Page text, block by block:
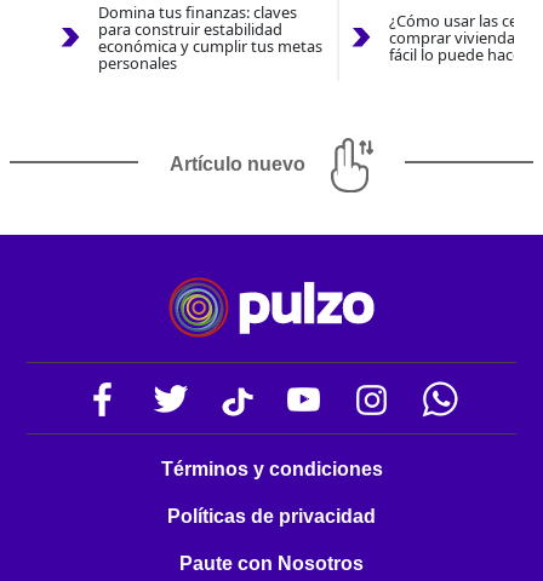
Domina tus finanzas: claves
para construir estabilidad
económica y cumplir tus metas
personales
¿Cómo usar las
comprar vivienda
fácil lo puede hacer
Artículo nuevo
Términos y condiciones
Políticas de privacidad
Paute con Nosotros